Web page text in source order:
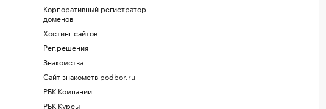
Корпоративный регистратор
доменов
Хостинг сайтов
Рег.решения
Знакомства
Сайт знакомств podbor.ru
РБК Компании
РБК Курсы